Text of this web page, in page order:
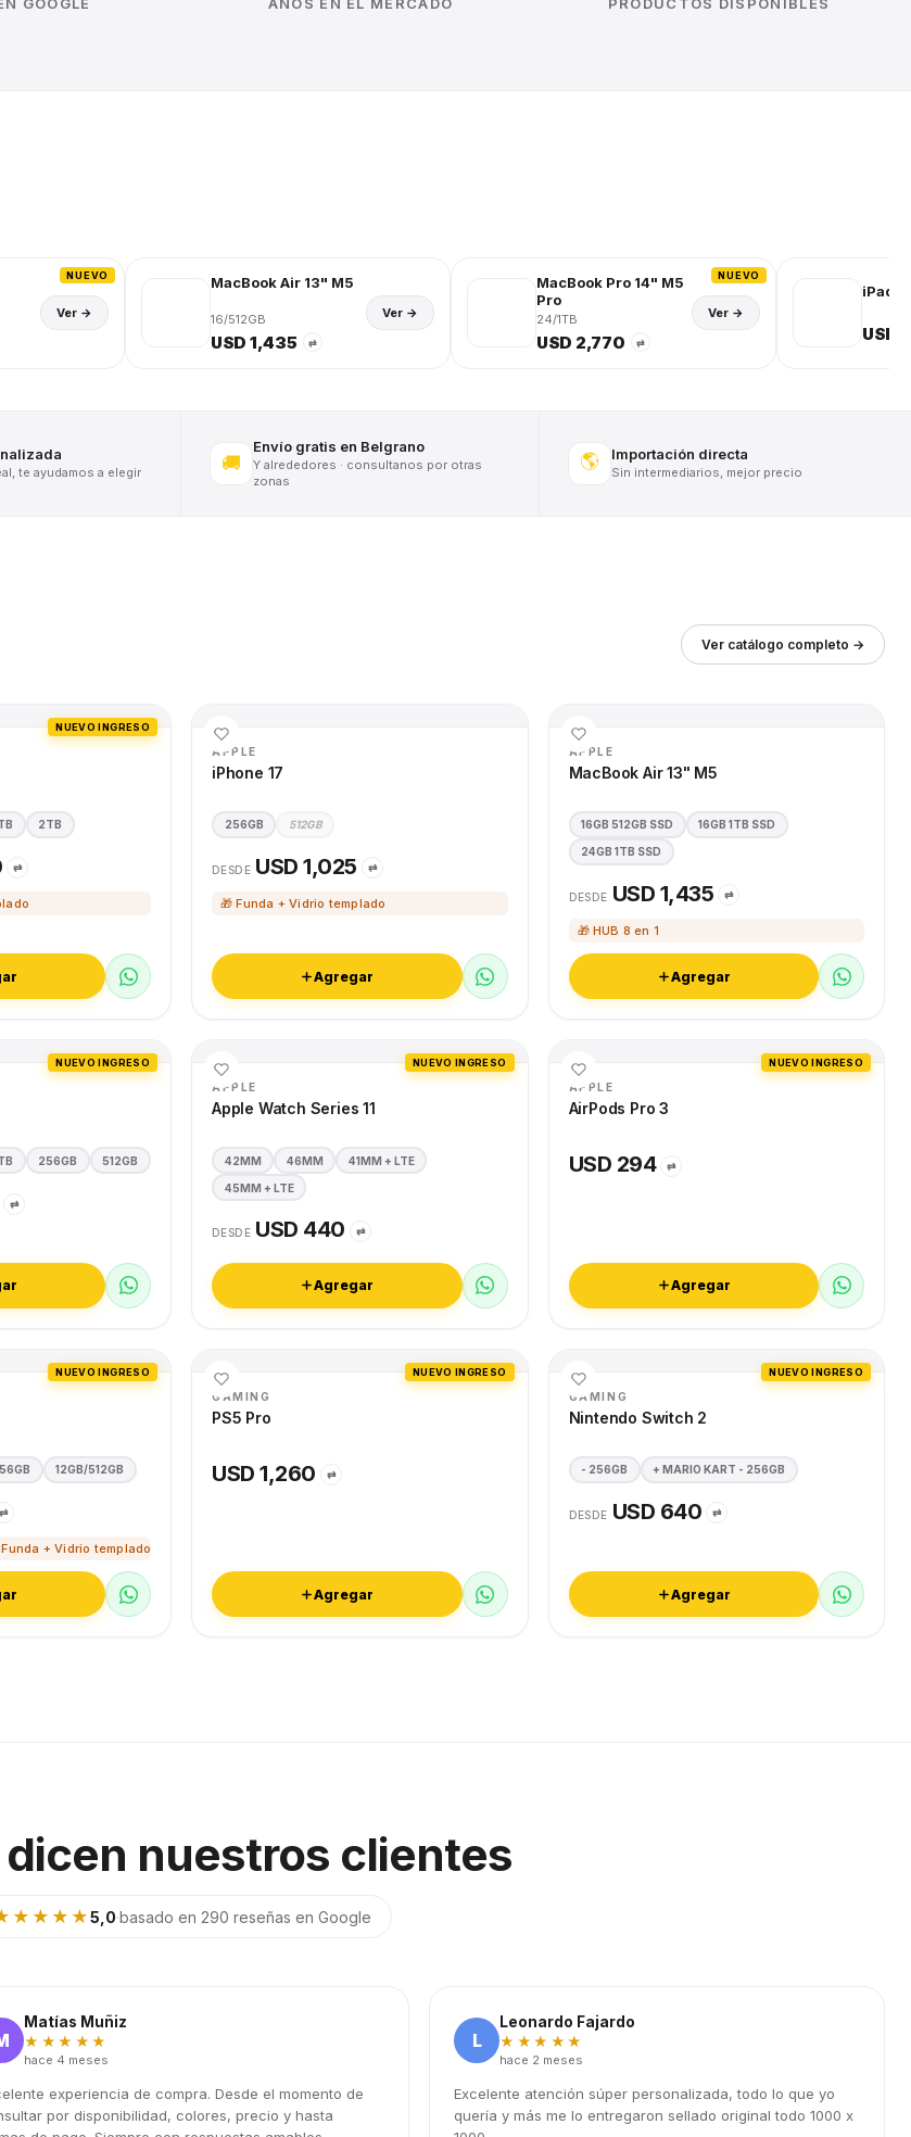
NUEVO
Ver →
MacBook Air 13" M5
16/512GB
USD 1,435 ⇄
Ver →
NUEVO
MacBook Pro 14" M5
Pro
24/1TB
USD 2,770 ⇄
Ver →
iPad
USD
te ayudamos a elegir 🚚
Envío gratis en Belgrano
Y alrededores · consultanos por otras
zonas
🌎 Importación directa
Sin intermediarios, mejor precio
Ver catálogo completo →
NUEVO INGRESO
2TB
⇄
APPLE
iPhone 17
256GB 512GB
DESDE USD 1,025 ⇄
🎁 Funda + Vidrio templado
Agregar
APPLE
MacBook Air 13" M5
16GB 512GB SSD 16GB 1TB SSD
24GB 1TB SSD
DESDE USD 1,435 ⇄
🎁 HUB 8 en 1
Agregar
NUEVO INGRESO
256GB 512GB
⇄
NUEVO INGRESO
APPLE
Apple Watch Series 11
42MM 46MM 41MM + LTE
45MM + LTE
DESDE USD 440 ⇄
Agregar
NUEVO INGRESO
APPLE
AirPods Pro 3
USD 294 ⇄
Agregar
NUEVO INGRESO
12GB/512GB
⇄
+ Vidrio templado
NUEVO INGRESO
GAMING
PS5 Pro
USD 1,260 ⇄
Agregar
NUEVO INGRESO
GAMING
Nintendo Switch 2
- 256GB + MARIO KART - 256GB
DESDE USD 640 ⇄
Agregar
dicen nuestros clientes
5,0·basado en 290 reseñas en Google
Matías Muñiz
★★★★★
hace 4 meses
experiencia de compra. Desde el momento de
por disponibilidad, colores, precio y hasta
L
Leonardo Fajardo
★★★★★
hace 2 meses
Excelente atención súper personalizada, todo lo que yo
quería y más me lo entregaron sellado original todo 1000 x